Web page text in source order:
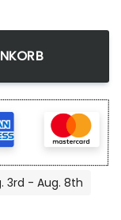
Menge
3rd - Aug. 8th